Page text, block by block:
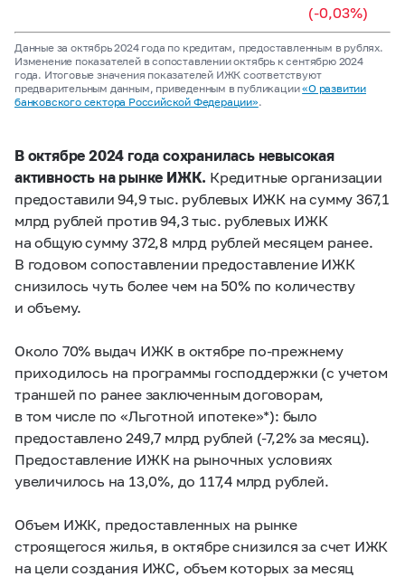
(-0,03%)
Данные за октябрь 2024 года по кредитам, предоставленным в рублях.
Изменение показателей в сопоставлении октябрь к сентябрю 2024
года. Итоговые значения показателей ИЖК соответствуют
предварительным данным, приведенным в публикации«О развитии
банковского сектора Российской Федерации».
В октябре 2024 года сохранилась невысокая
активность на рынке ИЖК. Кредитные организации
предоставили 94,9 тыс. рублевых ИЖК на сумму 367,1
млрд рублей против 94,3 тыс. рублевых ИЖК
на общую сумму 372,8 млрд рублей месяцем ранее.
В годовом сопоставлении предоставление ИЖК
снизилось чуть более чем на 50% по количеству
и объему.
Около 70% выдач ИЖК в октябре по-прежнему
приходилось на программы господдержки (с учетом
траншей по ранее заключенным договорам,
в том числе по «Льготной ипотеке»*): было
предоставлено 249,7 млрд рублей (-7,2% за месяц).
Предоставление ИЖК на рыночных условиях
увеличилось на 13,0%, до 117,4 млрд рублей.
Объем ИЖК, предоставленных на рынке
строящегося жилья, в октябре снизился за счет ИЖК
на цели создания ИЖС, объем которых за месяц